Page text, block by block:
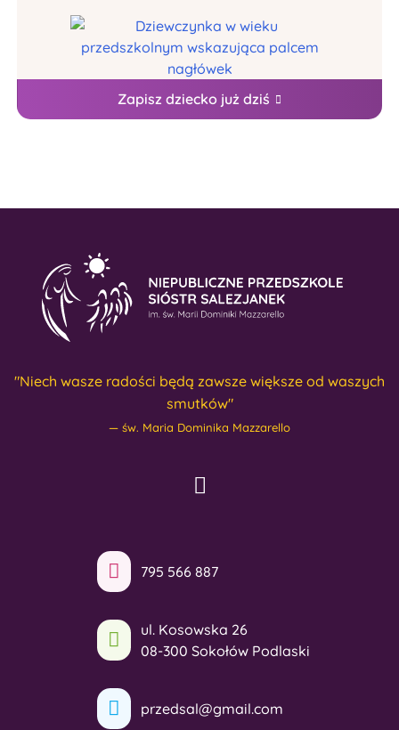
Zapisz dziecko już dziś
"Niech wasze radości będą zawsze większe od waszych
smutków"
św. Maria Dominika Mazzarello
795 566 887
ul. Kosowska 26
08-300 Sokołów Podlaski
przedsal@gmail.com